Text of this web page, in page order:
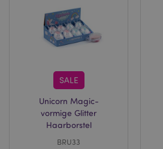
SALE
Unicorn Magic-
vormige Glitter
Haarborstel
BRU33